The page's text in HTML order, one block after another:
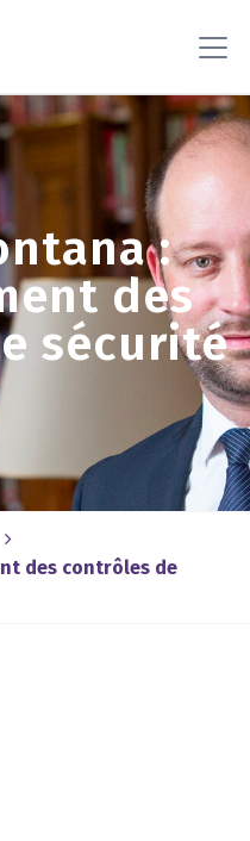
:
des
sécurité
des contrôles de
proposer des contenus et